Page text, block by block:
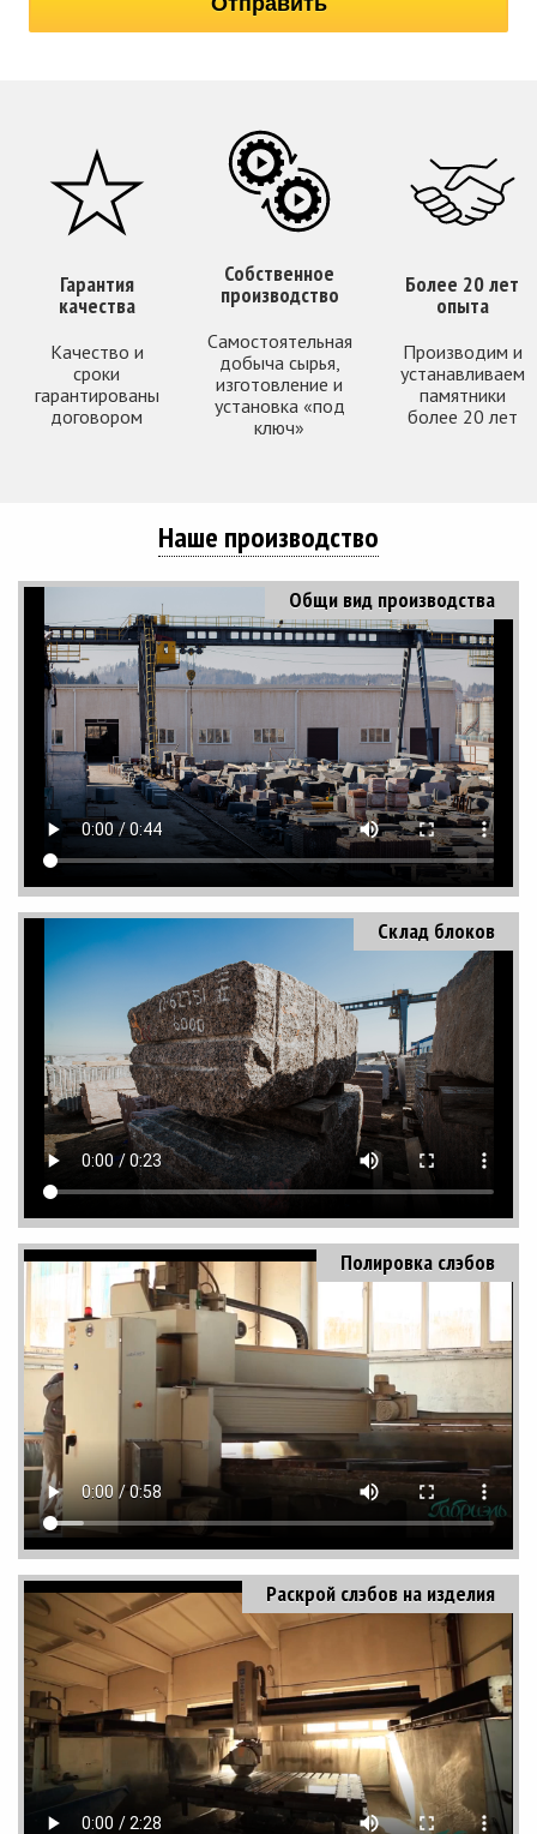
Гарантия
качества
Качество и
сроки
гарантированы
договором
Собственное
производство
Самостоятельная
добыча сырья,
изготовление и
установка «под
ключ»
Более 20 лет
опыта
Производим и
устанавливаем
памятники
более 20 лет
Наше производство
Общи вид производства
Склад блоков
Полировка слэбов
Раскрой слэбов на изделия